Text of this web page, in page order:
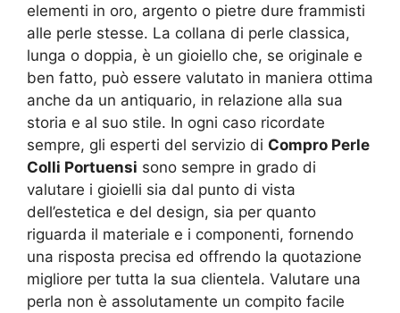
elementi in oro, argento o pietre dure frammisti
alle perle stesse. La collana di perle classica,
lunga o doppia, è un gioiello che, se originale e
ben fatto, può essere valutato in maniera ottima
anche da un antiquario, in relazione alla sua
storia e al suo stile. In ogni caso ricordate
sempre, gli esperti del servizio di Compro Perle
Colli Portuensi sono sempre in grado di
valutare i gioielli sia dal punto di vista
dell’estetica e del design, sia per quanto
riguarda il materiale e i componenti, fornendo
una risposta precisa ed offrendo la quotazione
migliore per tutta la sua clientela. Valutare una
perla non è assolutamente un compito facile